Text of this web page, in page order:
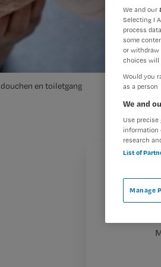
en toiletgang
We and our
Selecting I
process
some
or withdraw
choices will
Would you
as a person
We and
Use
information
research
List of
Manage